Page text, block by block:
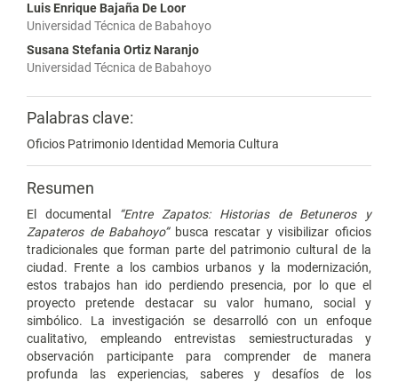
Luis Enrique Bajaña De Loor
Universidad Técnica de Babahoyo
Susana Stefania Ortiz Naranjo
Universidad Técnica de Babahoyo
Palabras clave:
Oficios Patrimonio Identidad Memoria Cultura
Resumen
El documental “Entre Zapatos: Historias de Betuneros y
Zapateros de Babahoyo”busca rescatar y visibilizar oficios
tradicionales que forman parte del patrimonio cultural de la
ciudad. Frente a los cambios urbanos y la modernización,
estos trabajos han ido perdiendo presencia, por lo que el
proyecto pretende destacar su valor humano, social y
simbólico. La investigación se desarrolló con un enfoque
cualitativo, empleando entrevistas semiestructuradas y
observación participante para comprender de manera
profunda las experiencias, saberes y desafíos de los